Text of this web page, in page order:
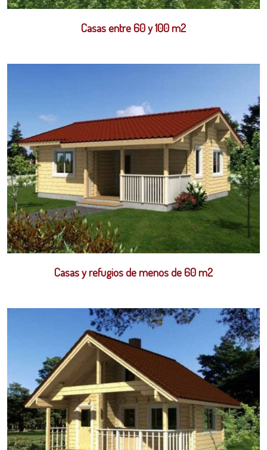
Casas entre 60 y 100 m2
Casas y refugios de menos de 60 m2